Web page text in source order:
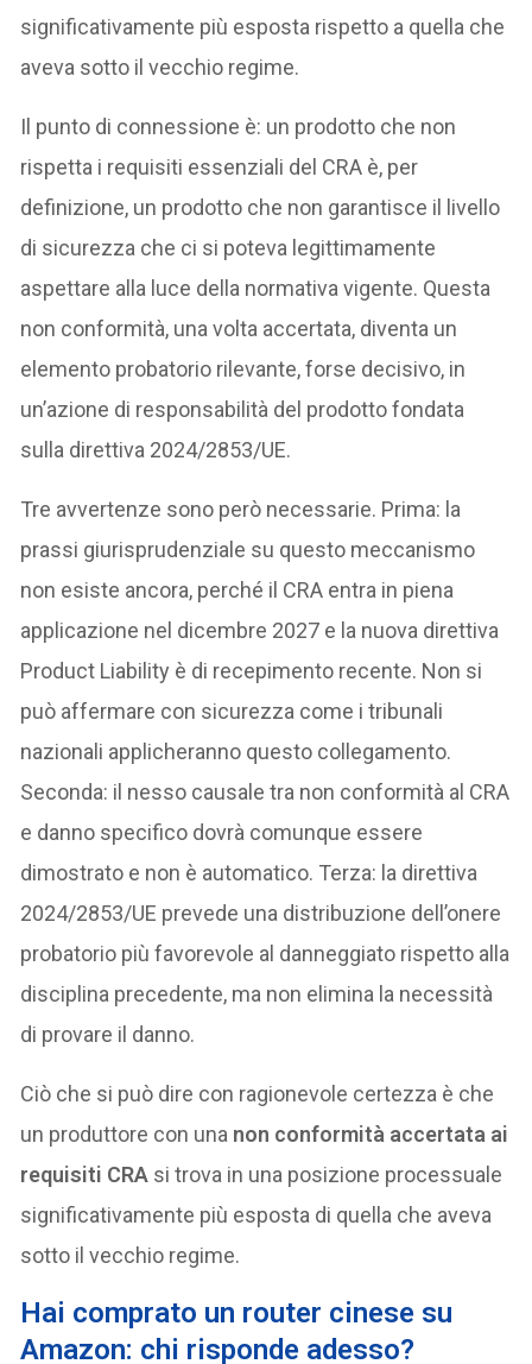
significativamente più esposta rispetto a quella che
aveva sotto il vecchio regime.
Il punto di connessione è: un prodotto che non
rispetta i requisiti essenziali del CRA è, per
definizione, un prodotto che non garantisce il livello
di sicurezza che ci si poteva legittimamente
aspettare alla luce della normativa vigente. Questa
non conformità, una volta accertata, diventa un
elemento probatorio rilevante, forse decisivo, in
un’azione di responsabilità del prodotto fondata
sulla direttiva 2024/2853/UE.
Tre avvertenze sono però necessarie. Prima: la
prassi giurisprudenziale su questo meccanismo
non esiste ancora, perché il CRA entra in piena
applicazione nel dicembre 2027 e la nuova direttiva
Product Liability è di recepimento recente. Non si
può affermare con sicurezza come i tribunali
nazionali applicheranno questo collegamento.
Seconda: il nesso causale tra non conformità al CRA
e danno specifico dovrà comunque essere
dimostrato e non è automatico. Terza: la direttiva
2024/2853/UE prevede una distribuzione dell’onere
probatorio più favorevole al danneggiato rispetto alla
disciplina precedente, ma non elimina la necessità
di provare il danno.
Ciò che si può dire con ragionevole certezza è che
un produttore con una non conformità accertata ai
requisiti CRA si trova in una posizione processuale
significativamente più esposta di quella che aveva
sotto il vecchio regime.
Hai comprato un router cinese su
Amazon: chi risponde adesso?